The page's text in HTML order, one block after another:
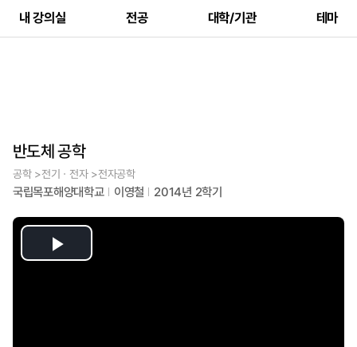
내 강의실 전공 대학/기관 테마
반도체 공학
공학 >전기ㆍ전자 >전자공학
국립목포해양대학교 이영철 2014년 2학기
Play